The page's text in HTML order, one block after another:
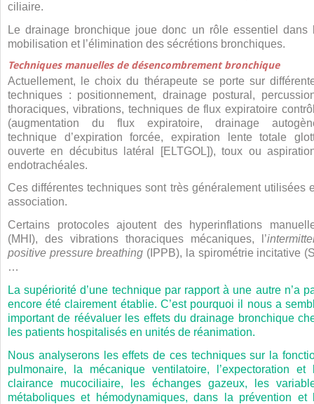
ciliaire.
Le drainage bronchique joue donc un rôle essentiel dans
mobilisation et l’élimination des sécrétions bronchiques.
Techniques manuelles de désencombrement bronchique
Actuellement, le choix du thérapeute se porte sur
techniques : positionnement, drainage postural,
thoraciques, vibrations, techniques de flux expiratoire
(augmentation du flux expiratoire, drainage
technique d’expiration forcée, expiration lente totale
ouverte en décubitus latéral [ELTGOL]), toux ou
endotrachéales.
Ces différentes techniques sont très généralement utilisées
association.
Certains protocoles ajoutent des hyperinflations
(MHI), des vibrations thoraciques mécaniques, l’
positive pressure breathing (IPPB), la spirométrie incitative
…
La supériorité d’une technique par rapport à une autre n’a
encore été clairement établie. C’est pourquoi il nous a
important de réévaluer les effets du drainage bronchique
les patients hospitalisés en unités de réanimation.
Nous analyserons les effets de ces techniques sur la
pulmonaire, la mécanique ventilatoire, l’expectoration et
clairance mucociliaire, les échanges gazeux, les
métaboliques et hémodynamiques, dans la prévention et